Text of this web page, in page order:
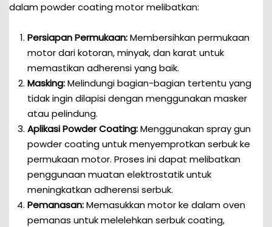
dalam powder coating motor melibatkan:
Persiapan Permukaan:Membersihkan permukaan
motor dari kotoran, minyak, dan karat untuk
memastikan adherensi yang baik.
Masking:Melindungi bagian-bagian tertentu yang
tidak ingin dilapisi dengan menggunakan masker
atau pelindung.
Aplikasi Powder Coating:Menggunakan spray gun
powder coating untuk menyemprotkan serbuk ke
permukaan motor. Proses ini dapat melibatkan
penggunaan muatan elektrostatik untuk
meningkatkan adherensi serbuk.
Pemanasan:Memasukkan motor ke dalam oven
pemanas untuk melelehkan serbuk coating,